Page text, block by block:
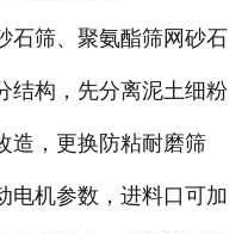
筛、聚氨酯筛网砂石
结构，先分离泥土细粉
造，更换防粘耐磨筛
电机参数，进料口可加